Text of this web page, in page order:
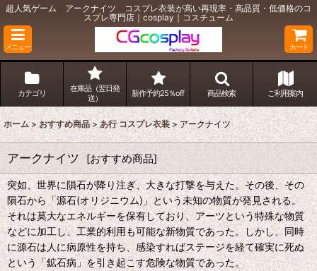
超人気ゲーム アークナイツ コスプレ衣装が高い再現率・高品質・低価格のコ
スプレ専門店｜cosplay｜コスチューム
メニュー カート
カテゴリ
在庫品（翌日発
送）
新作予約25％off 商品検索 ご利用案内
ホーム > おすすめ商品 > あ行 コスプレ衣装 > アークナイツ
アークナイツ [おすすめ商品]
突如、世界に隕石が降り注ぎ、大きな打撃を与えた。その後、その
隕石から「源石(オリジニウム)」という未知の物質が発見される。
それは莫大なエネルギーを保有しており、アーツという特殊な物質
などに加工し、工業的利用も可能な新物質であった。しかし、同時
に源石は人に病原性を持ち、感染すればステージを経て確実に死ぬ
という「鉱石病」を引き起こす危険な物質であった。